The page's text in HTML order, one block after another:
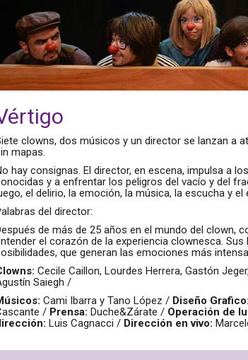
clowns, dos músicos y un director se lanzan a
mapas.
hay consignas. El director, en escena, impulsa a
y a enfrentar los peligros del vacío y del
el delirio, la emoción, la música, la escucha y el
del director:
de más de 25 años en el mundo del clown,
el corazón de la experiencia clownesca.
que generan las emociones más
Cecile Caillon, Lourdes Herrera, Gastón
Saiegh /
Cami Ibarra y Tano López / Diseño
/ Prensa:Duche&Zárate / Operación de
Luis Cagnacci / Dirección en vivo: